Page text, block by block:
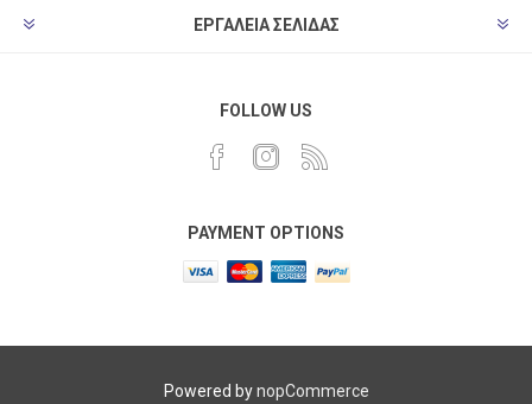
ΕΡΓΑΛΕΊΑ ΣΕΛΊΔΑΣ
FOLLOW US
PAYMENT OPTIONS
Powered bynopCommerce